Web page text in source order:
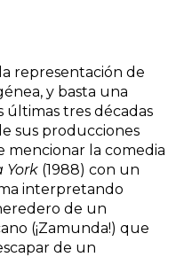
representación de
y basta una
últimas tres décadas
sus producciones
mencionar la comedia
York (1988) con un
interpretando
de un
(¡Zamunda!) que
de un